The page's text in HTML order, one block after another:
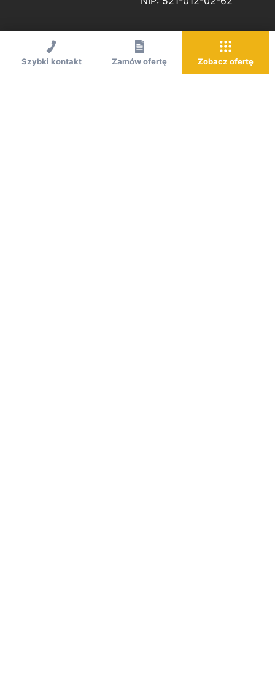
Szybki kontakt Zamów ofertę Zobacz ofertę